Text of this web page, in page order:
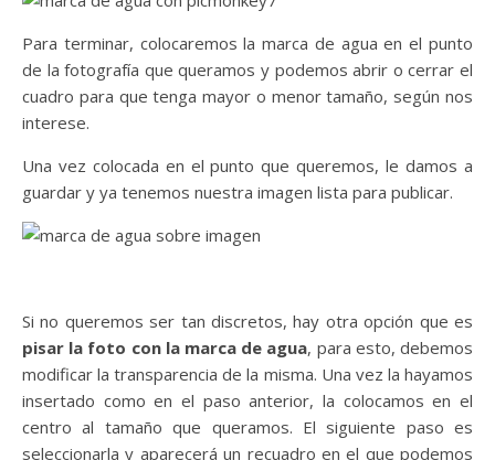
Para terminar, colocaremos la marca de agua en el punto
de la fotografía que queramos y podemos abrir o cerrar el
cuadro para que tenga mayor o menor tamaño, según nos
interese.
Una vez colocada en el punto que queremos, le damos a
guardar y ya tenemos nuestra imagen lista para publicar.
Si no queremos ser tan discretos, hay otra opción que es
pisar la foto con la marca de agua, para esto, debemos
modificar la transparencia de la misma. Una vez la hayamos
insertado como en el paso anterior, la colocamos en el
centro al tamaño que queramos. El siguiente paso es
seleccionarla y aparecerá un recuadro en el que podemos